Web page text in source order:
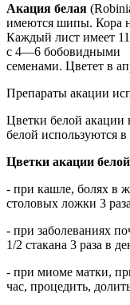
Акация белая
имеются шипы. Кора
Каждый лист имеет
с 4—6 бобовидными
семенами. Цветет в
Препараты акации
Цветки белой акации
белой используются
Цветки акации
- при кашле, болях в
столовых ложки 3
- при заболеваниях
1/2 стакана 3 раза в
- при миоме матки,
час, процедить,